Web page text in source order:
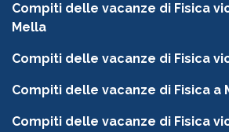
Compiti delle vacanze di Fisica
Mella
Compiti delle vacanze di Fisica
Compiti delle vacanze di Fisica a
Compiti delle vacanze di Fisica